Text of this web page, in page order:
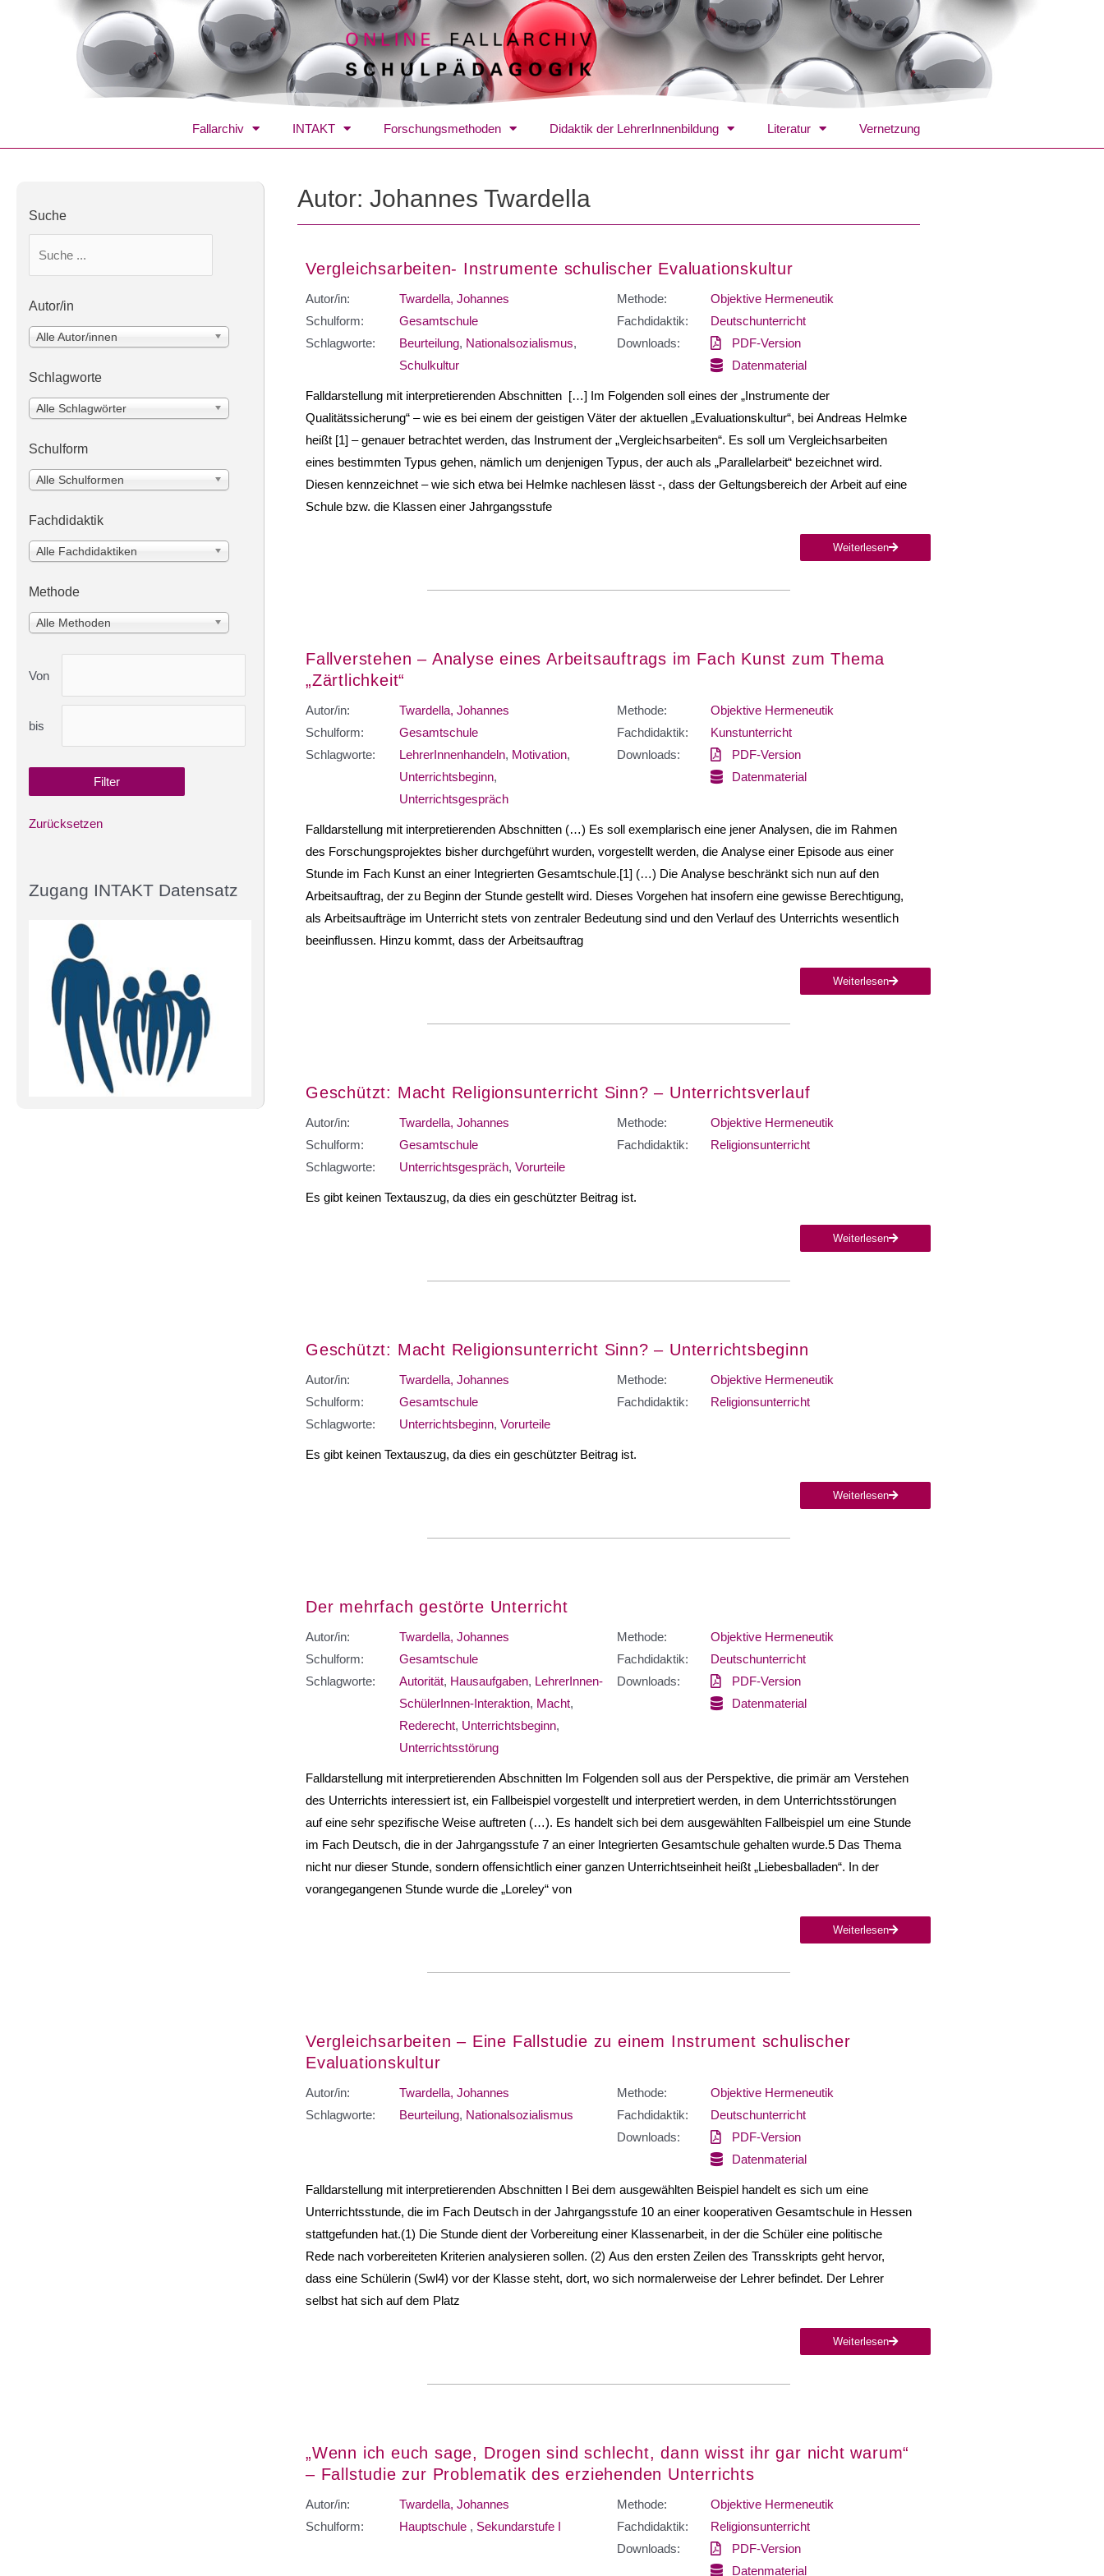
Fallarchiv INTAKT Forschungsmethoden Didaktik der LehrerInnenbildung Literatur Vernetzung
Suche
Autor/in
Alle Autor/innen
Schlagworte
Alle Schlagwörter
Schulform
Alle Schulformen
Fachdidaktik
Alle Fachdidaktiken
Methode
Alle Methoden
Von
bis
Zurücksetzen
Zugang INTAKT Datensatz
Autor: Johannes Twardella
Vergleichsarbeiten- Instrumente schulischer Evaluationskultur
Autor/in:
Twardella, Johannes
Schulform:
Gesamtschule
Schlagworte:
Beurteilung, Nationalsozialismus,
Schulkultur
Methode:
Objektive Hermeneutik
Fachdidaktik:
Deutschunterricht
Downloads:
PDF-Version
Datenmaterial
Falldarstellung mit interpretierenden Abschnitten […] Im Folgenden soll eines der „Instrumente der
Qualitätssicherung“ – wie es bei einem der geistigen Väter der aktuellen „Evaluationskultur“, bei An­dreas Helmke
heißt [1] – genauer betrachtet werden, das Instrument der „Ver­gleichsarbeiten“. Es soll um Vergleichsarbeiten
eines bestimmten Typus ge­hen, nämlich um denjenigen Typus, der auch als „Parallelarbeit“ bezeichnet wird.
Diesen kennzeichnet – wie sich etwa bei Helmke nachlesen lässt -, dass der Geltungsbereich der Arbeit auf eine
Schule bzw. die Klassen einer Jahr­gangsstufe
Weiterlesen
Fallverstehen – Analyse eines Arbeitsauftrags im Fach Kunst zum Thema
„Zärtlichkeit“
Autor/in:
Twardella, Johannes
Schulform:
Gesamtschule
Schlagworte:
LehrerInnenhandeln, Motivation,
Unterrichtsbeginn,
Unterrichtsgespräch
Methode:
Objektive Hermeneutik
Fachdidaktik:
Kunstunterricht
Downloads:
PDF-Version
Datenmaterial
Falldarstellung mit interpretierenden Abschnitten (…) Es soll exemplarisch eine jener Analysen, die im Rahmen
des Forschungsprojektes bisher durchgeführt wurden, vorgestellt werden, die Analyse einer Episode aus einer
Stunde im Fach Kunst an einer Integrierten Gesamtschule.[1] (…) Die Analyse beschränkt sich nun auf den
Arbeitsauftrag, der zu Beginn der Stunde gestellt wird. Dieses Vorgehen hat insofern eine gewisse Berechtigung,
als Arbeitsaufträge im Unterricht stets von zentraler Bedeutung sind und den Verlauf des Unterrichts wesentlich
beeinflussen. Hinzu kommt, dass der Arbeitsauftrag
Weiterlesen
Geschützt: Macht Religionsunterricht Sinn? – Unterrichtsverlauf
Autor/in:
Twardella, Johannes
Schulform:
Gesamtschule
Schlagworte:
Unterrichtsgespräch, Vorurteile
Methode:
Objektive Hermeneutik
Fachdidaktik:
Religionsunterricht
Es gibt keinen Textauszug, da dies ein geschützter Beitrag ist.
Weiterlesen
Geschützt: Macht Religionsunterricht Sinn? – Unterrichtsbeginn
Autor/in:
Twardella, Johannes
Schulform:
Gesamtschule
Schlagworte:
Unterrichtsbeginn, Vorurteile
Methode:
Objektive Hermeneutik
Fachdidaktik:
Religionsunterricht
Es gibt keinen Textauszug, da dies ein geschützter Beitrag ist.
Weiterlesen
Der mehrfach gestörte Unterricht
Autor/in:
Twardella, Johannes
Schulform:
Gesamtschule
Schlagworte:
Autorität, Hausaufgaben, LehrerInnen-
SchülerInnen-Interaktion, Macht,
Rederecht, Unterrichtsbeginn,
Unterrichtsstörung
Methode:
Objektive Hermeneutik
Fachdidaktik:
Deutschunterricht
Downloads:
PDF-Version
Datenmaterial
Falldarstellung mit interpretierenden Abschnitten Im Folgenden soll aus der Perspektive, die primär am Verstehen
des Unterrichts interessiert ist, ein Fallbeispiel vorgestellt und interpretiert werden, in dem Unterrichtsstörungen
auf eine sehr spezifische Weise auftreten (…). Es handelt sich bei dem ausgewählten Fallbeispiel um eine Stunde
im Fach Deutsch, die in der Jahrgangsstufe 7 an einer Integrierten Gesamtschule gehalten wurde.5 Das Thema
nicht nur dieser Stunde, sondern offensichtlich einer ganzen Unterrichtseinheit heißt „Liebesballaden“. In der
vorangegangenen Stunde wurde die „Loreley“ von
Weiterlesen
Vergleichsarbeiten – Eine Fallstudie zu einem Instrument schulischer
Evaluationskultur
Autor/in:
Twardella, Johannes
Schlagworte:
Beurteilung, Nationalsozialismus
Methode:
Objektive Hermeneutik
Fachdidaktik:
Deutschunterricht
Downloads:
PDF-Version
Datenmaterial
Falldarstellung mit interpretierenden Abschnitten I Bei dem ausgewählten Beispiel handelt es sich um eine
Unterrichtsstunde, die im Fach Deutsch in der Jahrgangsstufe 10 an einer kooperativen Gesamtschule in Hessen
stattgefunden hat.(1) Die Stunde dient der Vorbereitung einer Klassenarbeit, in der die Schüler eine politische
Rede nach vorbereiteten Kriterien analysieren sollen. (2) Aus den ersten Zeilen des Transskripts geht hervor,
dass eine Schülerin (Swl4) vor der Klasse steht, dort, wo sich normalerweise der Lehrer befindet. Der Lehrer
selbst hat sich auf dem Platz
Weiterlesen
„Wenn ich euch sage, Drogen sind schlecht, dann wisst ihr gar nicht warum“
– Fallstudie zur Problematik des erziehenden Unterrichts
Autor/in:
Twardella, Johannes
Schulform:
Hauptschule, Sekundarstufe I
Methode:
Objektive Hermeneutik
Fachdidaktik:
Religionsunterricht
Downloads:
PDF-Version
Datenmaterial